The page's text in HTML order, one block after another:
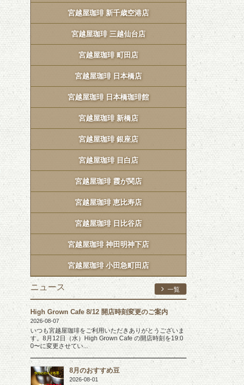
宮越屋珈琲 新千歳空港店
宮越屋珈琲 三越仙台店
宮越屋珈琲 町田店
宮越屋珈琲 日本橋店
宮越屋珈琲 日本橋珈琲館
宮越屋珈琲 新橋店
宮越屋珈琲 銀座店
宮越屋珈琲 目白店
宮越屋珈琲 霞が関店
宮越屋珈琲 恵比寿店
宮越屋珈琲 日比谷店
宮越屋珈琲 神田明神下店
宮越屋珈琲 小田急町田店
ニュース 一覧
High Grown Cafe 8/12 開店時刻変更のご案内
2026-08-07
いつも宮越屋珈琲をご利用いただきありがとうございま
す。8月12日（水）High Grown Cafe の開店時刻を19:0
0〜に変更させてい...
8月のおすすめ豆
2026-08-01